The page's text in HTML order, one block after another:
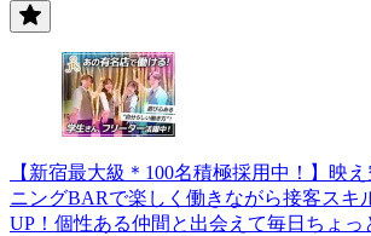
【新宿最大級＊100名積極採用中！】映
ニングBARで楽しく働きながら接客スキ
UP！個性ある仲間と出会えて毎日ちょっ